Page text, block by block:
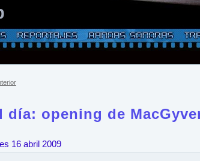
día: opening de
16 abril 2009